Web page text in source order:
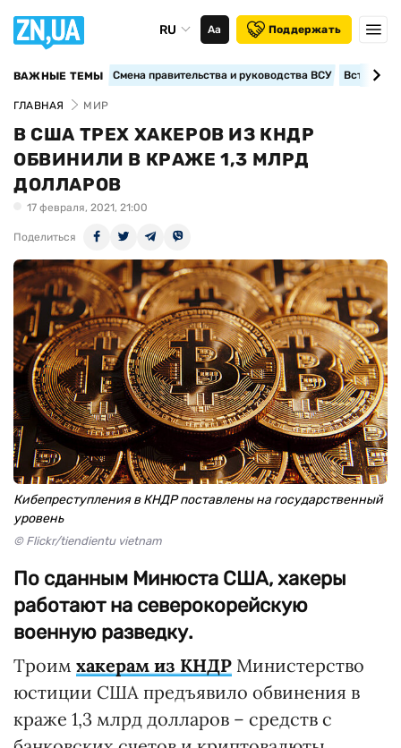
RU Аа Поддержать
ВАЖНЫЕ ТЕМЫ Смена правительства и руководства ВСУ
ГЛАВНАЯ МИР
В США ТРЕХ ХАКЕРОВ ИЗ КНДР
ОБВИНИЛИ В КРАЖЕ 1,3 МЛРД
ДОЛЛАРОВ
17 февраля, 2021, 21:00
Поделиться
Кибепреступления в КНДР поставлены на государственный
уровень
© Flickr/tiendientu vietnam
По сданным Минюста США, хакеры
работают на северокорейскую
военную разведку.
Троим хакерам из КНДР Министерство
юстиции США предъявило обвинения в
краже 1,3 млрд долларов – средств с